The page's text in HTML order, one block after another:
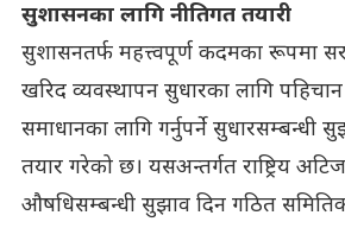
सुशासनका लागि नीतिगत तयारी
सुशासनतर्फ महत्त्वपूर्ण कदमका रूपमा
खरिद व्यवस्थापन सुधारका लागि
समाधानका लागि गर्नुपर्ने सुधारसम्बन्धी
तयार गरेको छ। यसअन्तर्गत राष्ट्रिय
औषधिसम्बन्धी सुझाव दिन गठित